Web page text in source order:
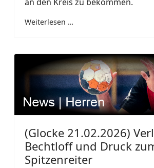
Weiterlesen …
(Glocke 21.02.2026)
Bechtloff und Druck
Spitzenreiter